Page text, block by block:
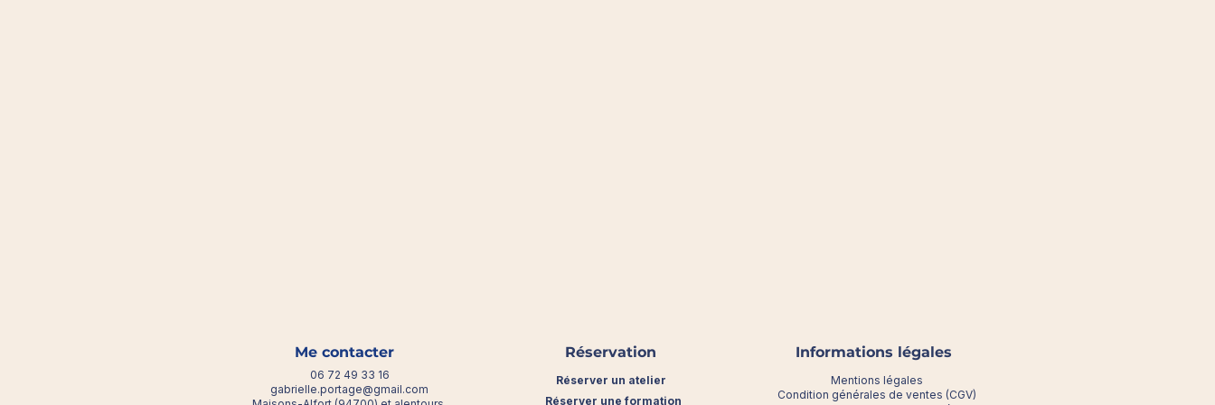
Me contacter
06 72 49 33 16
gabrielle.portage@gmail.com
Réservation
Réserver un atelier
Réserver une formation
Informations légales
Mentions légales
Condition générales de ventes (CGV)